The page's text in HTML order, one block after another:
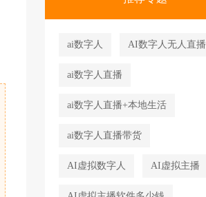
ai数字人 AI数字人无人直播
ai数字人直播
ai数字人直播+本地生活
ai数字人直播带货
AI虚拟数字人 AI虚拟主播